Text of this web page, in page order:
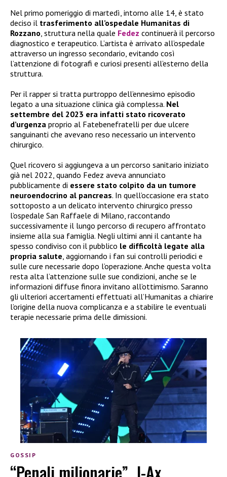
Nel primo pomeriggio di martedì, intorno alle 14, è stato
deciso il trasferimento all’ospedale Humanitas di
Rozzano , struttura nella quale Fedez continuerà il percorso
diagnostico e terapeutico. L’artista è arrivato all’ospedale
attraverso un ingresso secondario, evitando così
l’attenzione di fotografi e curiosi presenti all’esterno della
struttura.
Per il rapper si tratta purtroppo dell’ennesimo episodio
legato a una situazione clinica già complessa. Nel
settembre del 2023 era infatti stato ricoverato
d’urgenza proprio al Fatebenefratelli per due ulcere
sanguinanti che avevano reso necessario un intervento
chirurgico.
Quel ricovero si aggiungeva a un percorso sanitario iniziato
già nel 2022, quando Fedez aveva annunciato
pubblicamente di essere stato colpito da un tumore
neuroendocrino al pancreas. In quell’occasione era stato
sottoposto a un delicato intervento chirurgico presso
l’ospedale San Raffaele di Milano, raccontando
successivamente il lungo percorso di recupero affrontato
insieme alla sua famiglia. Negli ultimi anni il cantante ha
spesso condiviso con il pubblico le difficoltà legate alla
propria salute , aggiornando i fan sui controlli periodici e
sulle cure necessarie dopo l’operazione. Anche questa volta
resta alta l’attenzione sulle sue condizioni, anche se le
informazioni diffuse finora invitano all’ottimismo. Saranno
gli ulteriori accertamenti effettuati all’Humanitas a chiarire
l’origine della nuova complicanza e a stabilire le eventuali
terapie necessarie prima delle dimissioni.
GOSSIP